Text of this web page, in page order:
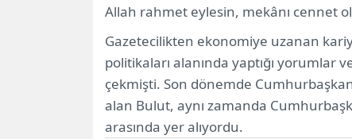
Allah rahmet eylesin, mekânı cennet
Gazetecilikten ekonomiye uzanan
politikaları alanında yaptığı
çekmişti. Son dönemde
alan Bulut, aynı zamanda
arasında yer alıyordu.